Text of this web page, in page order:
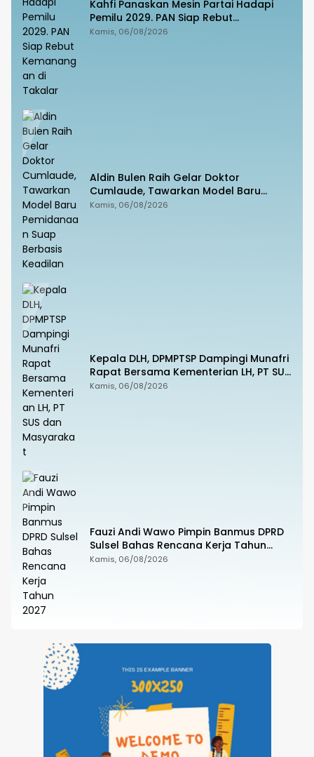
Kahfi Panaskan Mesin Partai Hadapi
Pemilu 2029. PAN Siap Rebut
Kemanangan di Takalar
Kamis, 06/08/2026
Aldin Bulen Raih Gelar Doktor
Cumlaude, Tawarkan Model Baru
Pemidanaan Suap Berbasis Keadilan
Kamis, 06/08/2026
Kepala DLH, DPMPTSP Dampingi Munafri
Rapat Bersama Kementerian LH, PT SUS
dan Masyarakat
Kamis, 06/08/2026
Fauzi Andi Wawo Pimpin Banmus DPRD
Sulsel Bahas Rencana Kerja Tahun
2027
Kamis, 06/08/2026